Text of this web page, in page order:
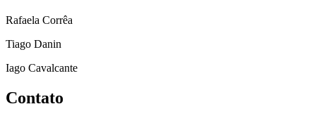
Rafaela Corrêa
Tiago Danin
Iago Cavalcante
Contato